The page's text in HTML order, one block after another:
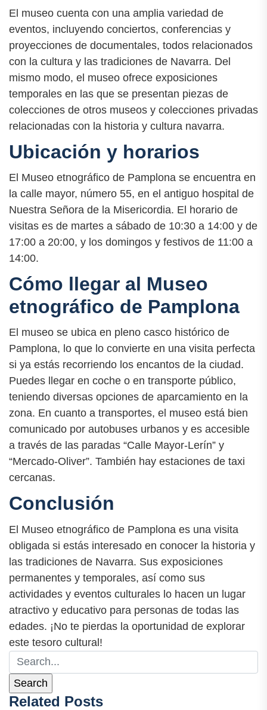
El museo cuenta con una amplia variedad de
eventos, incluyendo conciertos, conferencias y
proyecciones de documentales, todos relacionados
con la cultura y las tradiciones de Navarra. Del
mismo modo, el museo ofrece exposiciones
temporales en las que se presentan piezas de
colecciones de otros museos y colecciones privadas
relacionadas con la historia y cultura navarra.
Ubicación y horarios
El Museo etnográfico de Pamplona se encuentra en
la calle mayor, número 55, en el antiguo hospital de
Nuestra Señora de la Misericordia. El horario de
visitas es de martes a sábado de 10:30 a 14:00 y de
17:00 a 20:00, y los domingos y festivos de 11:00 a
14:00.
Cómo llegar al Museo
etnográfico de Pamplona
El museo se ubica en pleno casco histórico de
Pamplona, lo que lo convierte en una visita perfecta
si ya estás recorriendo los encantos de la ciudad.
Puedes llegar en coche o en transporte público,
teniendo diversas opciones de aparcamiento en la
zona. En cuanto a transportes, el museo está bien
comunicado por autobuses urbanos y es accesible
a través de las paradas “Calle Mayor-Lerín” y
“Mercado-Oliver”. También hay estaciones de taxi
cercanas.
Conclusión
El Museo etnográfico de Pamplona es una visita
obligada si estás interesado en conocer la historia y
las tradiciones de Navarra. Sus exposiciones
permanentes y temporales, así como sus
actividades y eventos culturales lo hacen un lugar
atractivo y educativo para personas de todas las
edades. ¡No te pierdas la oportunidad de explorar
este tesoro cultural!
Related Posts